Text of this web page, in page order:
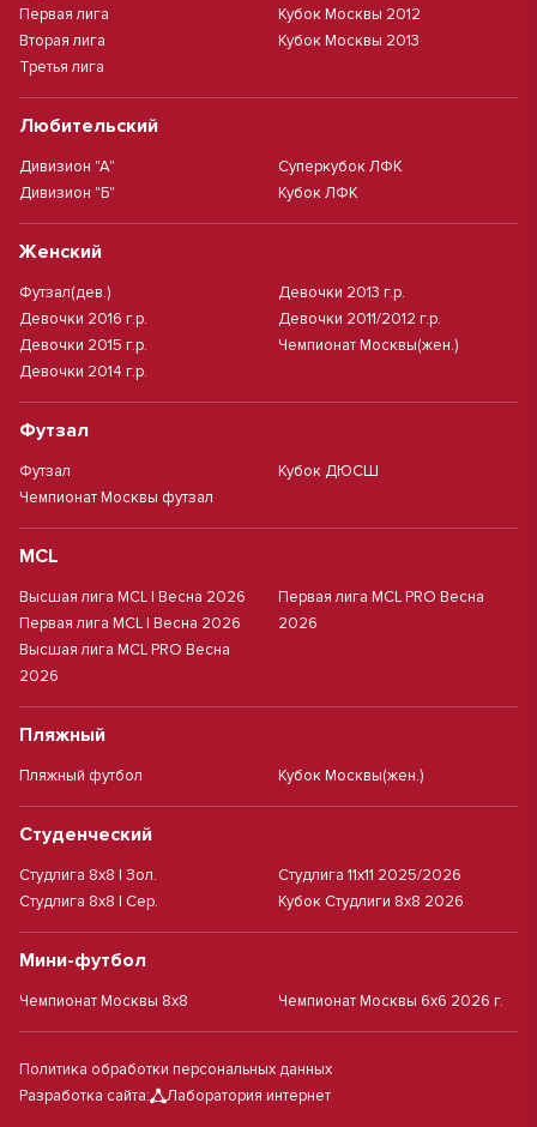
Первая лига
Вторая лига
Третья лига
Кубок Москвы 2012
Кубок Москвы 2013
Любительский
Дивизион "А"
Дивизион "Б"
Суперкубок ЛФК
Кубок ЛФК
Женский
Футзал(дев.)
Девочки 2016 г.р.
Девочки 2015 г.р.
Девочки 2014 г.р.
Девочки 2013 г.р.
Девочки 2011/2012 г.р.
Чемпионат Москвы(жен.)
Футзал
Футзал
Чемпионат Москвы футзал
Кубок ДЮСШ
MCL
Высшая лига MCL | Весна 2026
Первая лига MCL | Весна 2026
Высшая лига MCL PRO Весна
2026
Первая лига MCL PRO Весна
2026
Пляжный
Пляжный футбол Кубок Москвы(жен.)
Студенческий
Студлига 8х8 | Зол.
Студлига 8х8 | Сер.
Студлига 11х11 2025/2026
Кубок Студлиги 8х8 2026
Мини-футбол
Чемпионат Москвы 8х8 Чемпионат Москвы 6х6 2026 г.
Политика обработки персональных данных
Разработка сайта:
Лаборатория интернет